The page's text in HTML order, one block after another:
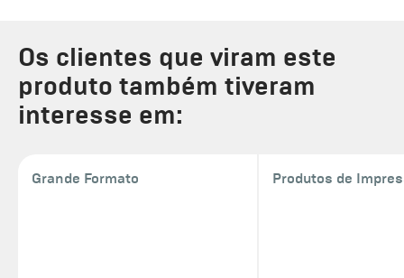
Os clientes que viram este
produto também tiveram
interesse em:
Grande Formato Produtos de